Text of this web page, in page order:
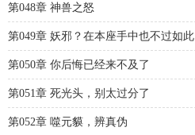
第048章 神兽之怒
第049章 妖邪？在本座手中也不过如此
第050章 你后悔已经来不及了
第051章 死光头，别太过分了
第052章 噬元貘，辨真伪